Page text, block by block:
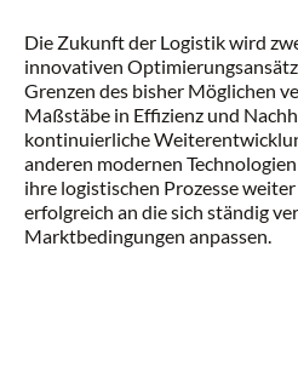
Die Zukunft der Logistik wird
innovativen
Grenzen des bisher Möglichen
Maßstäbe in Effizienz und
kontinuierliche
anderen modernen
ihre logistischen Prozesse
erfolgreich an die sich ständig
Marktbedingungen anpassen.